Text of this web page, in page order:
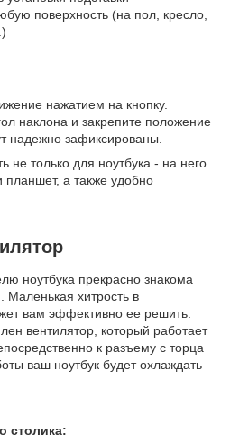
поверхность (на пол, кресло,
нажатием на кнопку.
наклона и закрепите положение
надежно зафиксированы.
не только для ноутбука - на него
планшет, а также удобно
ноутбука прекрасно знакома
Маленькая хитрость в
вам эффективно ее решить.
вентилятор, который работает
к разъему с торца
ваш ноутбук будет охлаждать
столика: